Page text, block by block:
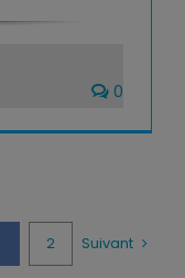
0
2 Suivant